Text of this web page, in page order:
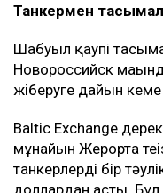
Танкермен
Шабуыл қаупі
Новороссийск
жіберуге дайын кеме
Baltic Exchange
мұнайын Жерорта
танкерлердің бір
доллардан асты.